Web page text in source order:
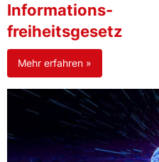
Informations-
freiheitsgesetz
Mehr erfahren »